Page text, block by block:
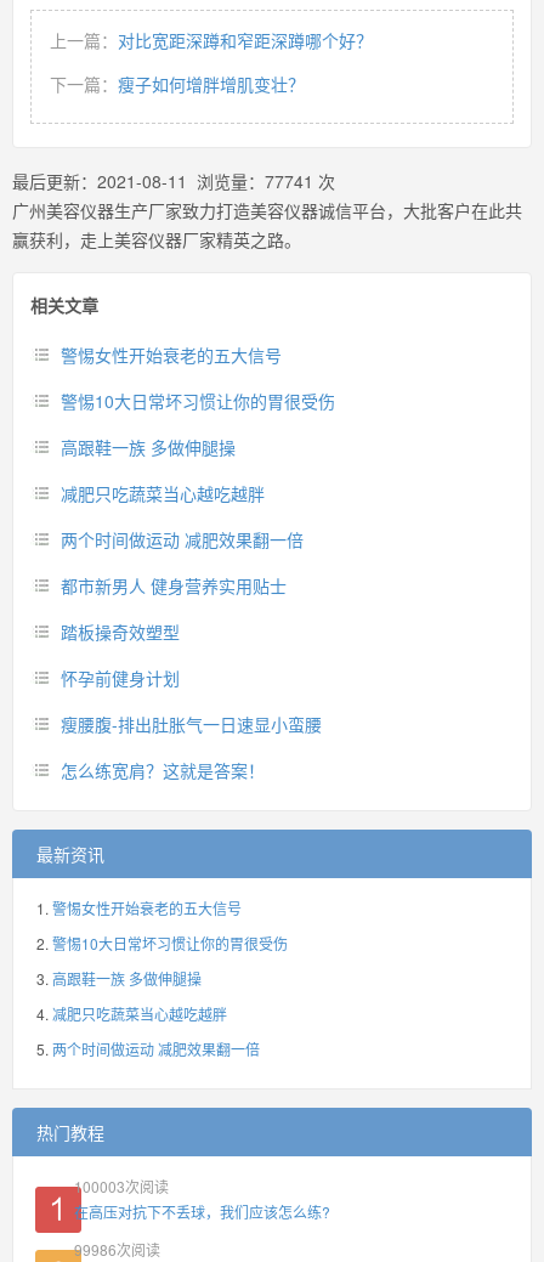
上一篇： 对比宽距深蹲和窄距深蹲哪个好？
下一篇： 瘦子如何增胖增肌变壮？
最后更新： 2021-08-11 浏览量： 77741 次
广州美容仪器生产厂家致力打造美容仪器诚信平台，大批客户在此共
赢获利，走上美容仪器厂家精英之路。
相关文章
警惕女性开始衰老的五大信号
警惕10大日常坏习惯让你的胃很受伤
高跟鞋一族 多做伸腿操
减肥只吃蔬菜当心越吃越胖
两个时间做运动 减肥效果翻一倍
都市新男人 健身营养实用贴士
踏板操奇效塑型
怀孕前健身计划
瘦腰腹-排出肚胀气一日速显小蛮腰
怎么练宽肩？这就是答案！
最新资讯
警惕女性开始衰老的五大信号
警惕10大日常坏习惯让你的胃很受伤
高跟鞋一族 多做伸腿操
减肥只吃蔬菜当心越吃越胖
两个时间做运动 减肥效果翻一倍
热门教程
100003次阅读
在高压对抗下不丢球，我们应该怎么练?
99986次阅读